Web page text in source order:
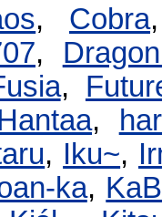
, Cobra
,
,
,
, Iku~,
ka,